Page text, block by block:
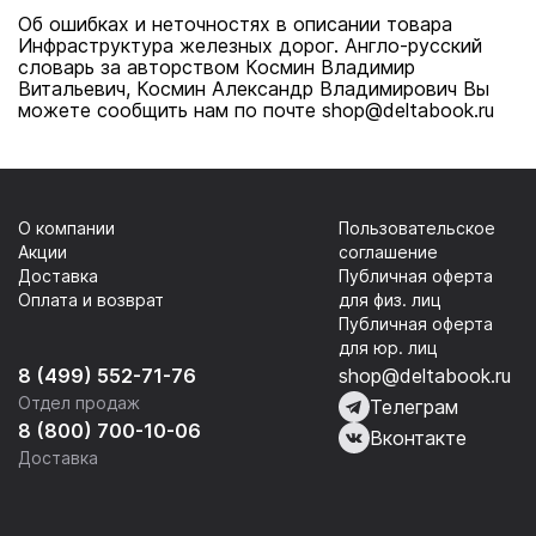
Об ошибках и неточностях в описании товара
Инфраструктура железных дорог. Англо-русский
словарь за авторством Космин Владимир
Витальевич, Космин Александр Владимирович Вы
можете сообщить нам по почте shop@deltabook.ru
8 (499) 552-71-76
Отдел продаж
8 (800) 700-10-06
Доставка
О компании
Акции
Доставка
Оплата и возврат
Пользовательское
соглашение
Публичная оферта
для физ. лиц
Публичная оферта
для юр. лиц
shop@deltabook.ru
Телеграм
Вконтакте